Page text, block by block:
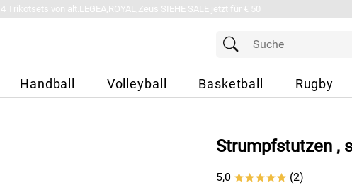
14 Trikotsets von alt.LEGEA,ROYAL,Zeus SIEHE SALE jetzt für € 50
Handball Volleyball Basketball Rugby
Strumpfstutzen ,
5,0 ***** (2)